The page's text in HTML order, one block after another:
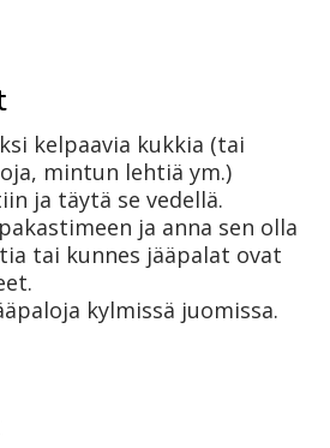
kelpaavia kukkia (tai
mintun lehtiä ym.)
ja täytä se vedellä.
ja anna sen olla
tai kunnes jääpalat ovat
kylmissä juomissa.